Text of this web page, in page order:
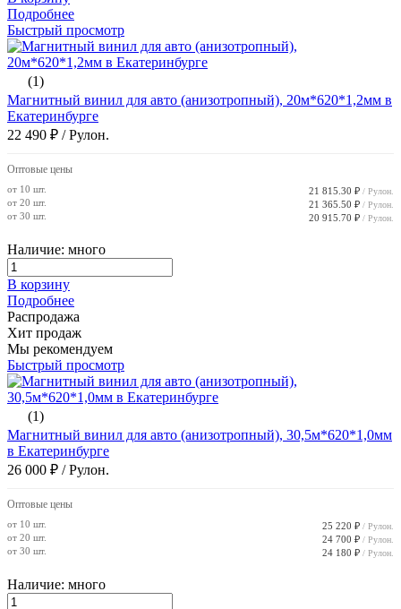
Подробнее
Быстрый просмотр
(1)
Магнитный винил для авто (анизотропный), 20м*620*1,2мм в
Екатеринбурге
22 490 ₽ / Рулон.
Оптовые цены
от 10 шт. 21 815.30 ₽ / Рулон.
от 20 шт. 21 365.50 ₽ / Рулон.
от 30 шт. 20 915.70 ₽ / Рулон.
Наличие: много
В корзину
Подробнее
Распродажа
Хит продаж
Мы рекомендуем
Быстрый просмотр
(1)
Магнитный винил для авто (анизотропный), 30,5м*620*1,0мм
в Екатеринбурге
26 000 ₽ / Рулон.
Оптовые цены
от 10 шт. 25 220 ₽ / Рулон.
от 20 шт. 24 700 ₽ / Рулон.
от 30 шт. 24 180 ₽ / Рулон.
Наличие: много